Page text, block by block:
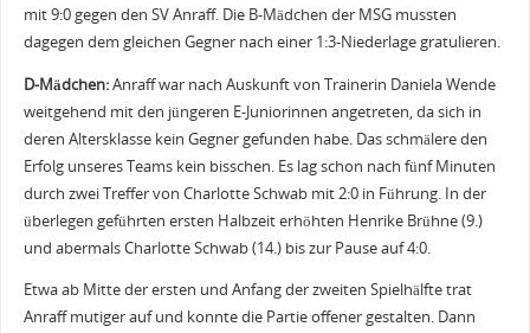
mit 9:0 gegen den SV Anraff. Die B-Mädchen der MSG mussten
dagegen dem gleichen Gegner nach einer 1:3-Niederlage gratulieren.
D-Mädchen:Anraff war nach Auskunft von Trainerin Daniela Wende
weitgehend mit den jüngeren E-Juniorinnen angetreten, da sich in
deren Altersklasse kein Gegner gefunden habe. Das schmälere den
Erfolg unseres Teams kein bisschen. Es lag schon nach fünf Minuten
durch zwei Treffer von Charlotte Schwab mit 2:0 in Führung. In der
überlegen geführten ersten Halbzeit erhöhten Henrike Brühne (9.)
und abermals Charlotte Schwab (14.) bis zur Pause auf 4:0.
Etwa ab Mitte der ersten und Anfang der zweiten Spielhälfte trat
Anraff mutiger auf und konnte die Partie offener gestalten. Dann